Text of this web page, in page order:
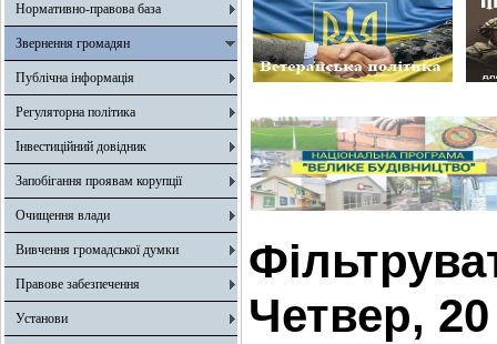
Нормативно-правова база
Звернення громадян
Публічна інформація
Регуляторна політика
Інвестиційний довідник
Запобігання проявам корупції
Очищення влади
Вивчення громадської думки
Правове забезпечення
Установи
Четвер,